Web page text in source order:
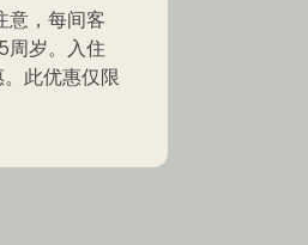
意，每间客
周岁。入住
此优惠仅限